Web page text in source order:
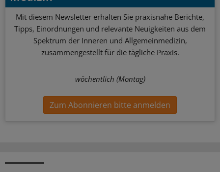
Mit diesem Newsletter erhalten Sie praxisnahe Berichte,
Tipps, Einordnungen und relevante Neuigkeiten aus dem
Spektrum der Inneren und Allgemeinmedizin,
zusammengestellt für die tägliche Praxis.
wöchentlich (Montag)
Zum Abonnieren bitte anmelden